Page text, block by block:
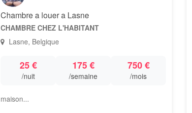
Chambre a louer a Lasne
CHAMBRE CHEZ L'HABITANT
Lasne, Belgique
25 €
/nuit
175 €
/semaine
750 €
/mois
maison...